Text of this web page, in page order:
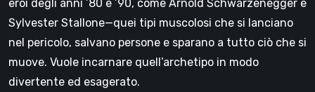
eroi degli anni ’80 e ’90, come Arnold Schwarzenegger e
Sylvester Stallone—quei tipi muscolosi che si lanciano
nel pericolo, salvano persone e sparano a tutto ciò che si
muove. Vuole incarnare quell’archetipo in modo
divertente ed esagerato.